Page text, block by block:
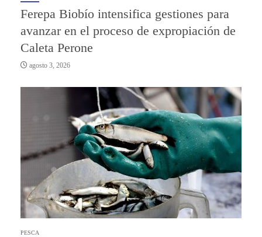
Ferepa Biobío intensifica gestiones para
avanzar en el proceso de expropiación de
Caleta Perone
agosto 3, 2026
PESCA